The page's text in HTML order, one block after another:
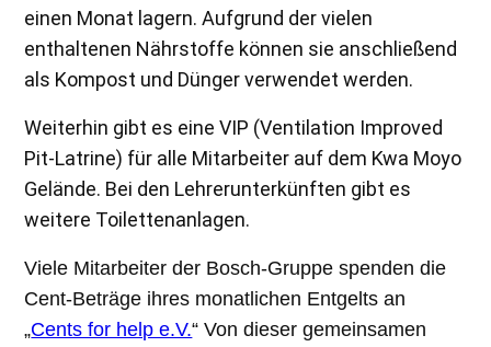
einen Monat lagern. Aufgrund der vielen
enthaltenen Nährstoffe können sie anschließend
als Kompost und Dünger verwendet werden.
Weiterhin gibt es eine VIP (Ventilation Improved
Pit-Latrine) für alle Mitarbeiter auf dem Kwa Moyo
Gelände. Bei den Lehrerunterkünften gibt es
weitere Toilettenanlagen.
Viele Mitarbeiter der Bosch-Gruppe spenden die
Cent-Beträge ihres monatlichen Entgelts an
„Cents for help e.V.“ Von dieser gemeinsamen